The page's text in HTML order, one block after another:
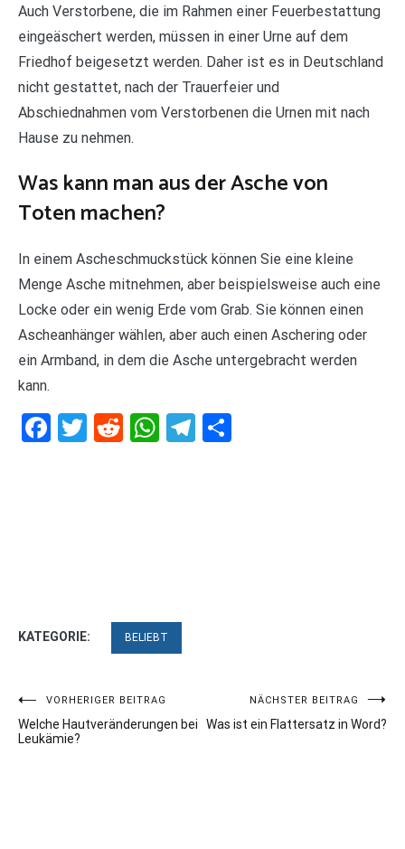
Auch Verstorbene, die im Rahmen einer Feuerbestattung
eingeäschert werden, müssen in einer Urne auf dem
Friedhof beigesetzt werden. Daher ist es in Deutschland
nicht gestattet, nach der Trauerfeier und
Abschiednahmen vom Verstorbenen die Urnen mit nach
Hause zu nehmen.
Was kann man aus der Asche von
Toten machen?
In einem Ascheschmuckstück können Sie eine kleine
Menge Asche mitnehmen, aber beispielsweise auch eine
Locke oder ein wenig Erde vom Grab. Sie können einen
Ascheanhänger wählen, aber auch einen Aschering oder
ein Armband, in dem die Asche untergebracht werden
kann.
Facebook
Twitter
RedditWhatsApp
Telegram
KATEGORIE: BELIEBT
Beitragsnavigation
VORHERIGER BEITRAG
Welche Hautveränderungen bei
Leukämie?
NÄCHSTER BEITRAG
Was ist ein Flattersatz in Word?